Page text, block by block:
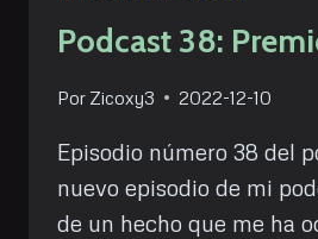
Podcast 38:
Por Zicoxy3 2022-12-10
Episodio número 38 del
nuevo episodio de mi
de un hecho que me ha